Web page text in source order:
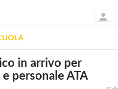
in arrivo per
personale ATA